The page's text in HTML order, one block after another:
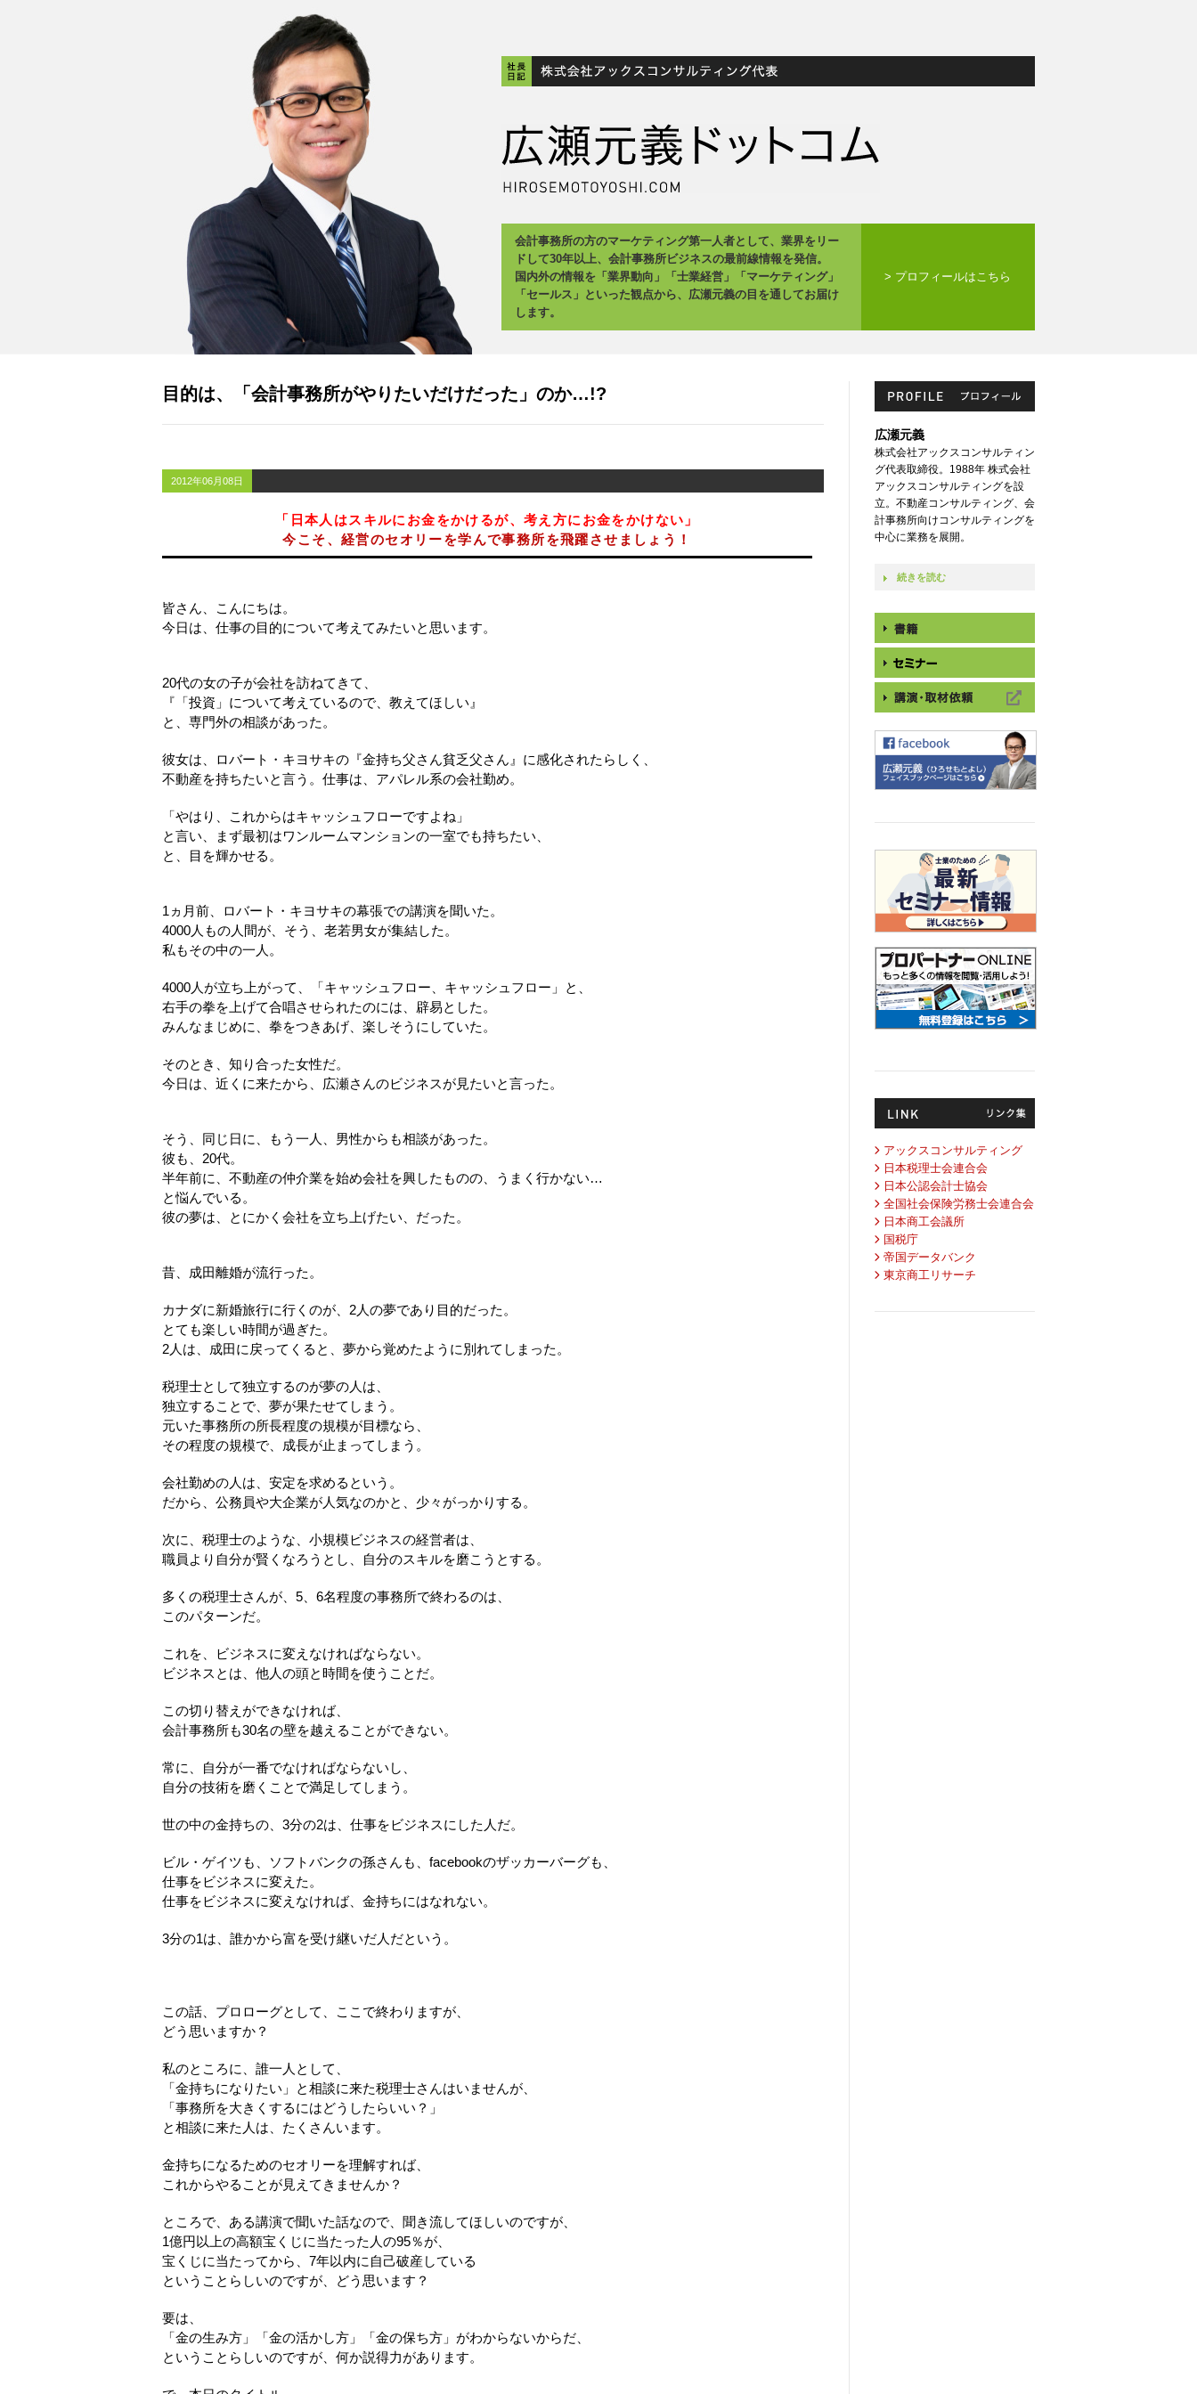
会計事務所の方のマーケティング第一人者として、業界をリー
ドして30年以上、会計事務所ビジネスの最前線情報を発信。
国内外の情報を「業界動向」「士業経営」「マーケティング」
「セールス」といった観点から、広瀬元義の目を通してお届け
します。
> プロフィールはこちら
目的は、「会計事務所がやりたいだけだった」のか…!?
2012年06月08日
「日本人はスキルにお金をかけるが、考え方にお金をかけない」
今こそ、経営のセオリーを学んで事務所を飛躍させましょう！
皆さん、こんにちは。
今日は、仕事の目的について考えてみたいと思います。
20代の女の子が会社を訪ねてきて、
『「投資」について考えているので、教えてほしい』
と、専門外の相談があった。
彼女は、ロバート・キヨサキの『金持ち父さん貧乏父さん』に感化されたらしく、
不動産を持ちたいと言う。仕事は、アパレル系の会社勤め。
「やはり、これからはキャッシュフローですよね」
と言い、まず最初はワンルームマンションの一室でも持ちたい、
と、目を輝かせる。
1ヵ月前、ロバート・キヨサキの幕張での講演を聞いた。
4000人もの人間が、そう、老若男女が集結した。
私もその中の一人。
4000人が立ち上がって、「キャッシュフロー、キャッシュフロー」と、
右手の拳を上げて合唱させられたのには、辟易とした。
みんなまじめに、拳をつきあげ、楽しそうにしていた。
そのとき、知り合った女性だ。
今日は、近くに来たから、広瀬さんのビジネスが見たいと言った。
そう、同じ日に、もう一人、男性からも相談があった。
彼も、20代。
半年前に、不動産の仲介業を始め会社を興したものの、うまく行かない…
と悩んでいる。
彼の夢は、とにかく会社を立ち上げたい、だった。
昔、成田離婚が流行った。
カナダに新婚旅行に行くのが、2人の夢であり目的だった。
とても楽しい時間が過ぎた。
2人は、成田に戻ってくると、夢から覚めたように別れてしまった。
税理士として独立するのが夢の人は、
独立することで、夢が果たせてしまう。
元いた事務所の所長程度の規模が目標なら、
その程度の規模で、成長が止まってしまう。
会社勤めの人は、安定を求めるという。
だから、公務員や大企業が人気なのかと、少々がっかりする。
次に、税理士のような、小規模ビジネスの経営者は、
職員より自分が賢くなろうとし、自分のスキルを磨こうとする。
多くの税理士さんが、5、6名程度の事務所で終わるのは、
このパターンだ。
これを、ビジネスに変えなければならない。
ビジネスとは、他人の頭と時間を使うことだ。
この切り替えができなければ、
会計事務所も30名の壁を越えることができない。
常に、自分が一番でなければならないし、
自分の技術を磨くことで満足してしまう。
世の中の金持ちの、3分の2は、仕事をビジネスにした人だ。
ビル・ゲイツも、ソフトバンクの孫さんも、facebookのザッカーバーグも、
仕事をビジネスに変えた。
仕事をビジネスに変えなければ、金持ちにはなれない。
3分の1は、誰かから富を受け継いだ人だという。
この話、プロローグとして、ここで終わりますが、
どう思いますか？
私のところに、誰一人として、
「金持ちになりたい」と相談に来た税理士さんはいませんが、
「事務所を大きくするにはどうしたらいい？」
と相談に来た人は、たくさんいます。
金持ちになるためのセオリーを理解すれば、
これからやることが見えてきませんか？
ところで、ある講演で聞いた話なので、聞き流してほしいのですが、
1億円以上の高額宝くじに当たった人の95％が、
宝くじに当たってから、7年以内に自己破産している
ということらしいのですが、どう思います？
要は、
「金の生み方」「金の活かし方」「金の保ち方」がわからないからだ、
ということらしいのですが、何か説得力があります。
広瀬元義
株式会社アックスコンサルティン
グ代表取締役。1988年 株式会社
アックスコンサルティングを設
立。不動産コンサルティング、会
計事務所向けコンサルティングを
中心に業務を展開。
続きを読む
アックスコンサルティング
日本税理士会連合会
日本公認会計士協会
全国社会保険労務士会連合会
日本商工会議所
国税庁
帝国データバンク
東京商工リサーチ